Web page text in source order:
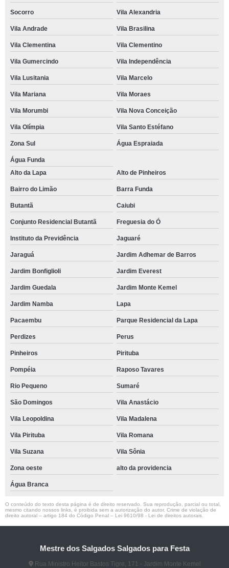
Socorro Vila Alexandria
Vila Andrade Vila Brasilina
Vila Clementina Vila Clementino
Vila Gumercindo Vila Independência
Vila Lusitania Vila Marcelo
Vila Mariana Vila Moraes
Vila Morumbi Vila Nova Conceição
Vila Olímpia Vila Santo Estéfano
Zona Sul Água Espraiada
Água Funda
Alto da Lapa
Alto de Pinheiros
Bairro do Limão Barra Funda
Butantã Caiubi
Conjunto Residencial Butantã Freguesia do Ó
Instituto da Previdência Jaguaré
Jaraguá Jardim Adhemar de Barros
Jardim Bonfiglioli Jardim Everest
Jardim Guedala Jardim Monte Kemel
Jardim Namba Lapa
Pacaembu Parque Residencial da Lapa
Perdizes Perus
Pinheiros Pirituba
Pompéia Raposo Tavares
Rio Pequeno Sumaré
São Domingos Vila Anastácio
Vila Leopoldina Vila Madalena
Vila Pirituba Vila Romana
Vila Suzana Vila Sônia
Zona oeste alto da providencia
Água Branca
O conteúdo do texto desta página é de direito reservado. Sua reprodução, parcial ou total,
mesmo citando nossos links, é proibida sem a autorização do autor. Crime de violação de
direito autoral – artigo 184 do Código Penal – Lei 9610/98 - Lei de direitos autorais
Mestre dos Salgados Salgados para Festa
Rua Ministro Heitor Bastos Tigre, 171 - Jardim Monte Kemel